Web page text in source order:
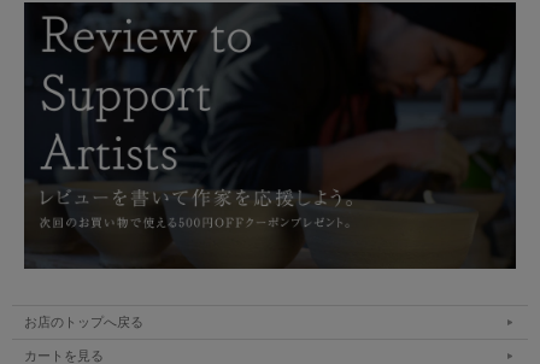
お店のトップへ戻る
カートを見る